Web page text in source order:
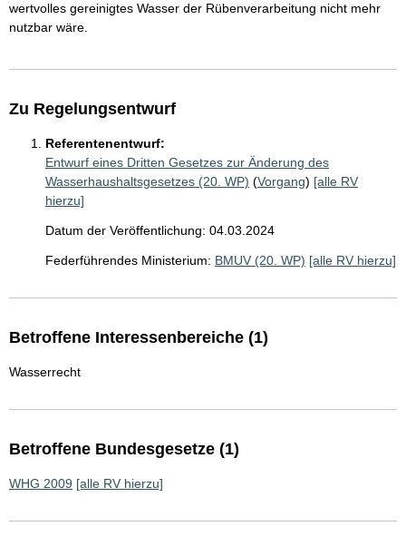
wertvolles gereinigtes Wasser der Rübenverarbeitung nicht mehr
nutzbar wäre.
Zu Regelungsentwurf
Referentenentwurf:
Entwurf eines Dritten Gesetzes zur Änderung des
Wasserhaushaltsgesetzes (20. WP) (Vorgang) [alle RV
hierzu]
Datum der Veröffentlichung: 04.03.2024
Federführendes Ministerium: BMUV (20. WP) [alle RV hierzu]
Betroffene Interessenbereiche (1)
Wasserrecht
Betroffene Bundesgesetze (1)
WHG 2009 [alle RV hierzu]